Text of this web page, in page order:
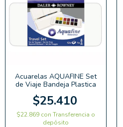
Acuarelas AQUAFINE Set
de Viaje Bandeja Plastica
$25.410
$22.869 con Transferencia o
depósito